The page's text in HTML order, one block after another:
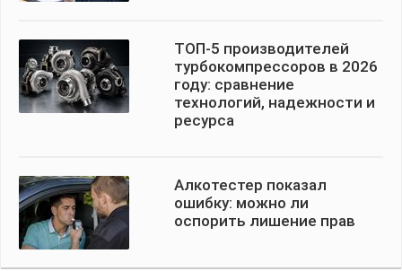
ТОП-5 производителей
турбокомпрессоров в 2026
году: сравнение
технологий, надежности и
ресурса
Алкотестер показал
ошибку: можно ли
оспорить лишение прав